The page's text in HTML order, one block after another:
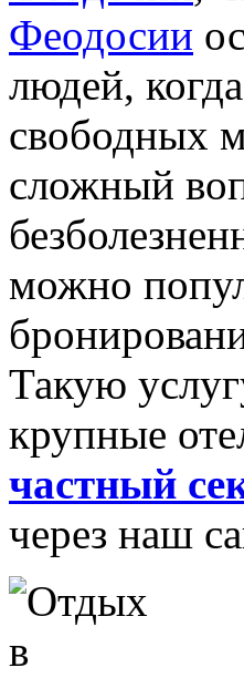
Феодосии
людей,
свободных
сложный
можно
Такую
крупные
частный
через наш